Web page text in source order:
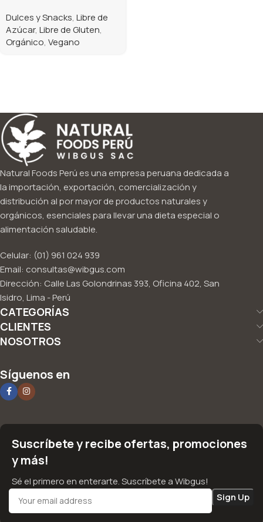
Dulces y Snacks, Libre de
Azúcar, Libre de Gluten,
Orgánico, Vegano
Natural Foods Perú es una empresa peruana dedicada a
la importación, exportación, comercialización y
distribución al por mayor de productos naturales y
orgánicos, esenciales para llevar una dieta especial o
alimentación saludable.
Celular: (01) 961 024 939
Email: consultas@wibgus.com
Dirección: Calle Las Golondrinas 393, Oficina 402, San
Isidro, Lima - Perú
CATEGORÍAS
CLIENTES
NOSOTROS
Síguenos en
Suscríbete y recibe ofertas, promociones
y más!
Sé el primero en enterarte. Suscríbete a Wibgus!